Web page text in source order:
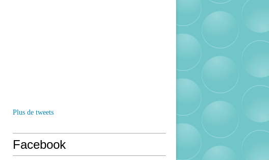
Plus de tweets
Facebook